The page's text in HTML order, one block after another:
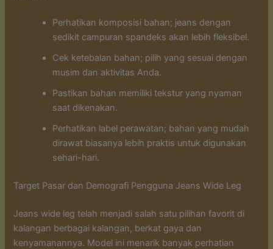
Perhatikan komposisi bahan; jeans dengan
sedikit campuran spandeks akan lebih fleksibel.
Cek ketebalan bahan; pilih yang sesuai dengan
musim dan aktivitas Anda.
Pastikan bahan memiliki tekstur yang nyaman
saat dikenakan.
Perhatikan label perawatan; bahan yang mudah
dirawat biasanya lebih praktis untuk digunakan
sehari-hari.
Target Pasar dan Demografi Pengguna Jeans Wide Leg
Jeans wide leg telah menjadi salah satu pilihan favorit di
kalangan berbagai kalangan, berkat gaya dan
kenyamanannya. Model ini menarik banyak perhatian